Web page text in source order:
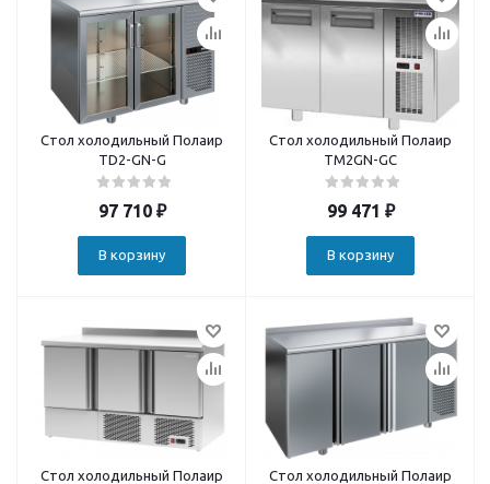
Стол холодильный Полаир
TD2-GN-G
97 710₽
В корзину
Стол холодильный Полаир
TM2GN-GС
99 471 ₽
В корзину
Стол холодильный Полаир
Стол холодильный Полаир